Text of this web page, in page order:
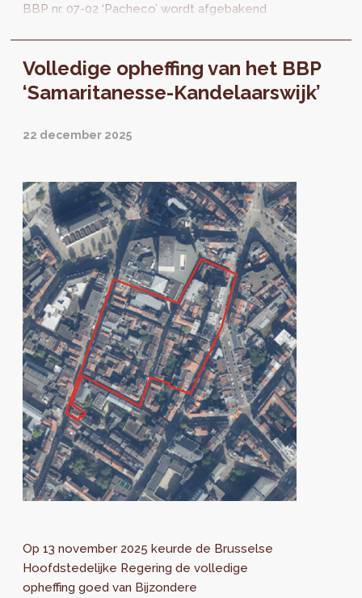
BBP nr. 07-02 ‘Pacheco’ wordt afgebakend
Volledige opheffing van het BBP
‘Samaritanesse-Kandelaarswijk’
22 december 2025
Op 13 november 2025 keurde de Brusselse
Hoofdstedelijke Regering de volledige
opheffing goed van Bijzondere